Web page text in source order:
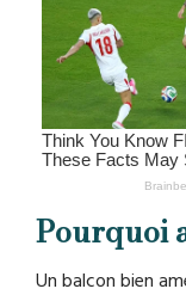
Pourquoi
Un balcon bien